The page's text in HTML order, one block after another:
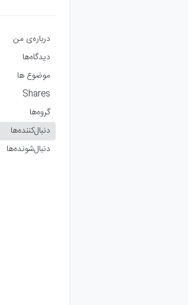
درباره‌‌ی من
دیدگاه‌ها
موضوع ها
Shares
گروه‌ها
دنبال‌کننده‌ها
دنبال‌شونده‌ها